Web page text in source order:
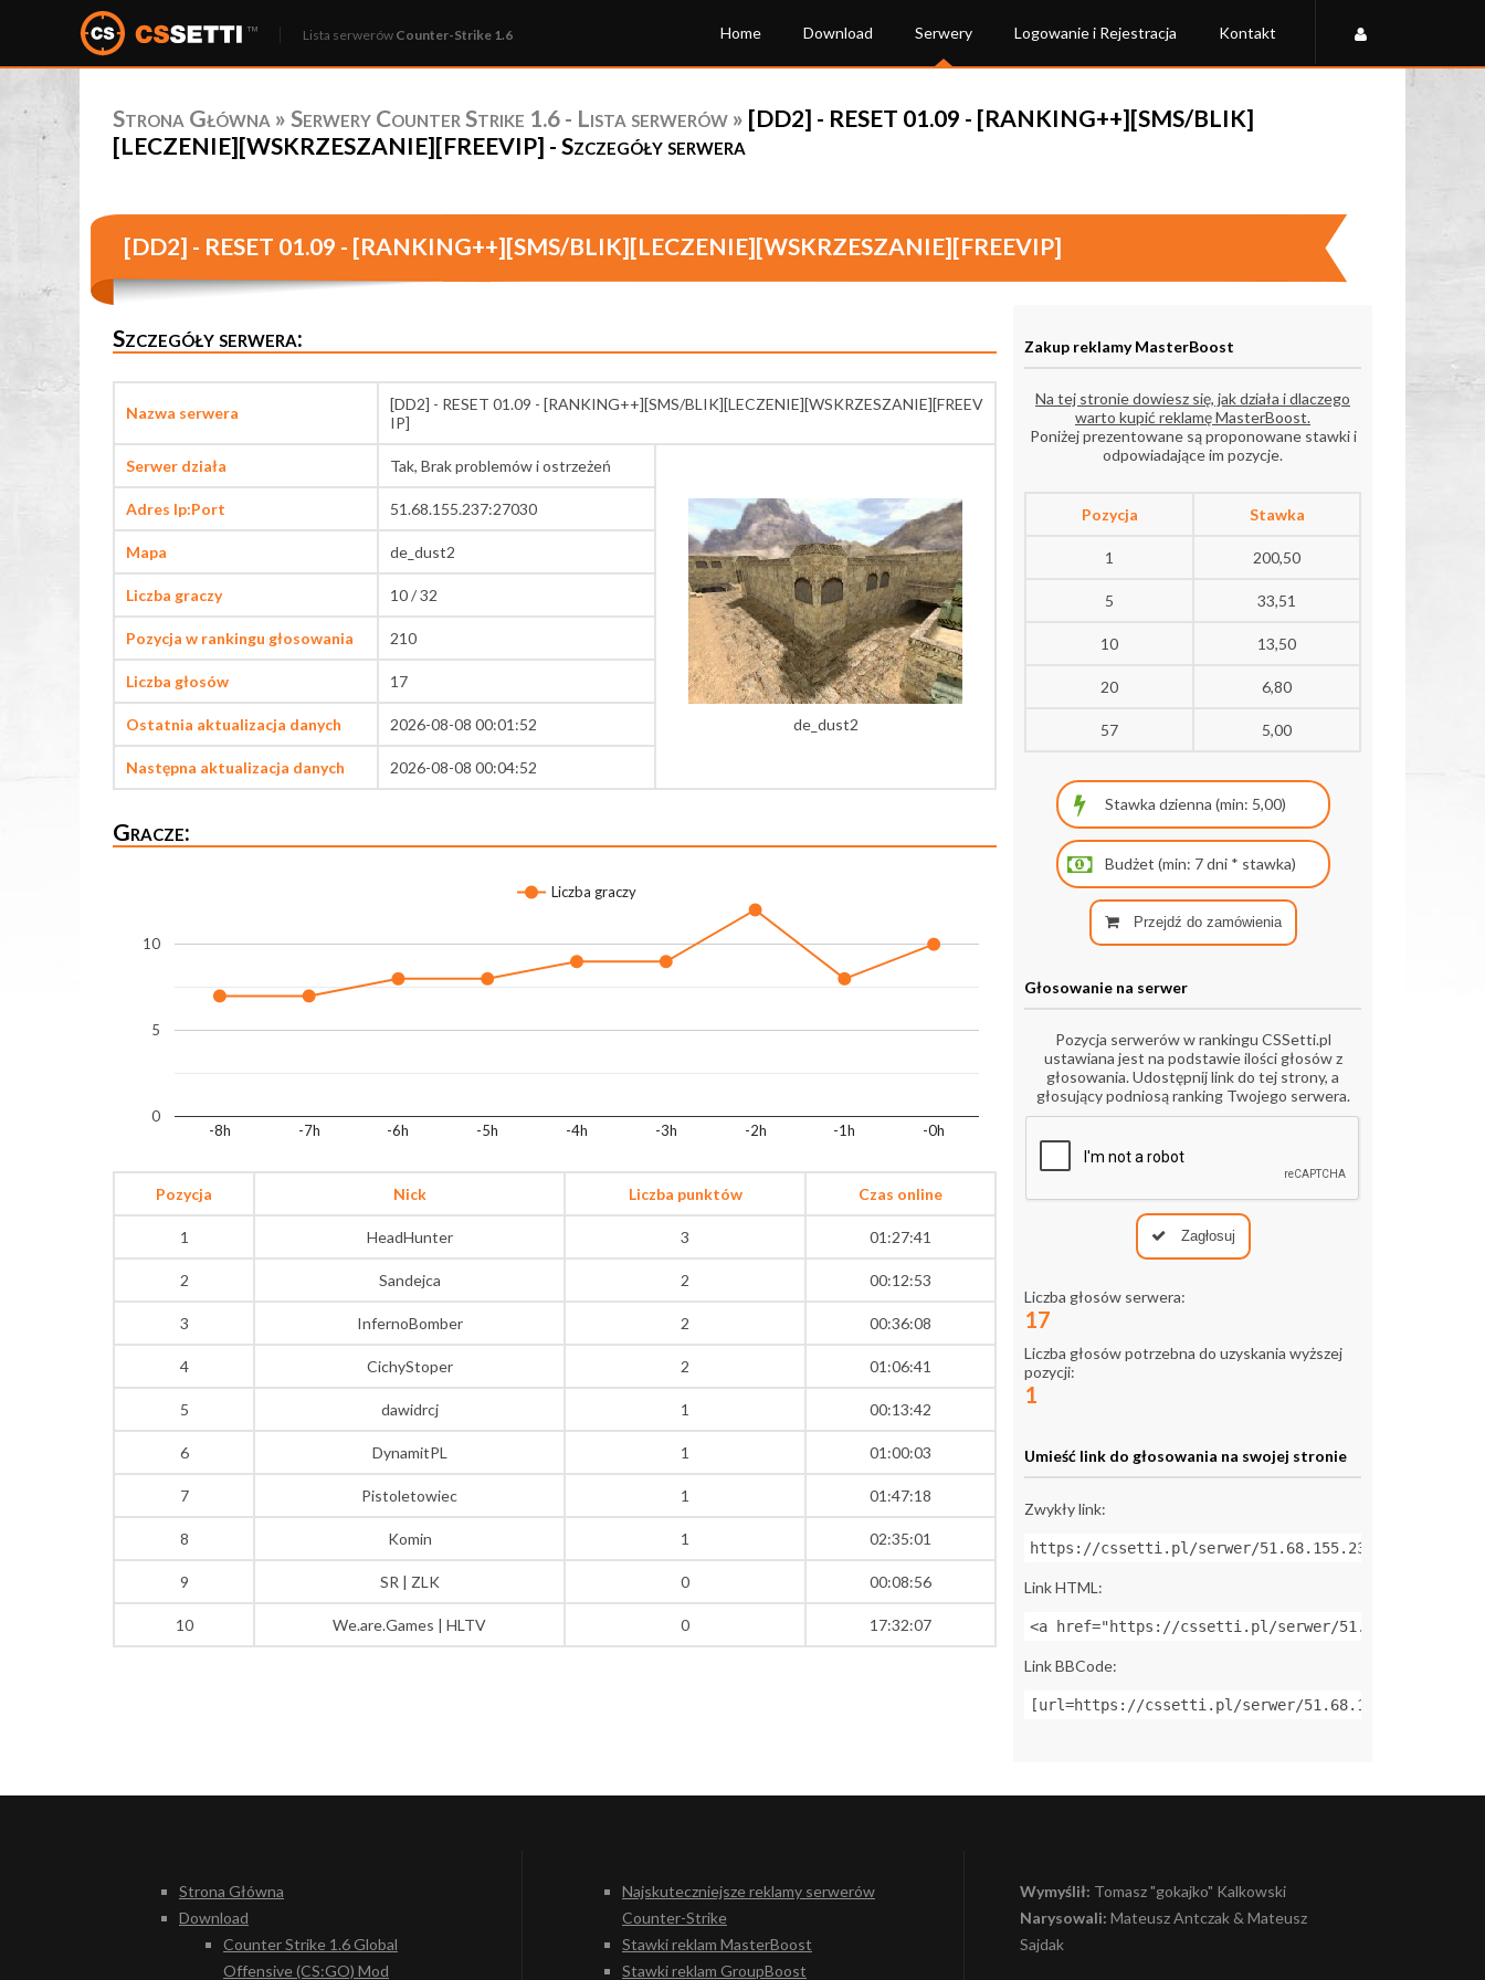
Lista serwerów Counter-Strike 1.6 Home Download Serwery Logowanie i Rejestracja Kontakt
Strona Główna » Serwery Counter Strike 1.6 - Lista serwerów » [DD2] - RESET 01.09 - [RANKING++][SMS/BLIK]
[LECZENIE][WSKRZESZANIE][FREEVIP] - Szczegóły serwera
[DD2] - RESET 01.09 - [RANKING++][SMS/BLIK][LECZENIE][WSKRZESZANIE][FREEVIP]
Szczegóły serwera:
Nazwa serwera
[DD2] - RESET 01.09 - [RANKING++][SMS/BLIK][LECZENIE][WSKRZESZANIE][FREEV
IP]
Serwer działa Tak, Brak problemów i ostrzeżeń
de_dust2
Adres Ip:Port 51.68.155.237:27030
Mapa de_dust2
Liczba graczy 10 / 32
Pozycja w rankingu głosowania 210
Liczba głosów 17
Ostatnia aktualizacja danych 2026-08-08 00:01:52
Następna aktualizacja danych 2026-08-08 00:04:52
Gracze:
Liczba graczy
-8h -7h -6h -5h -4h -3h -2h -1h -0h
0
5
10
Pozycja Nick Liczba punktów Czas online
1 HeadHunter 3 01:27:41
2 Sandejca 2 00:12:53
3 InfernoBomber 2 00:36:08
4 CichyStoper 2 01:06:41
5 dawidrcj 1 00:13:42
6 DynamitPL 1 01:00:03
7 Pistoletowiec 1 01:47:18
8 Komin 1 02:35:01
9 SR | ZLK 0 00:08:56
10 We.are.Games | HLTV 0 17:32:07
Zakup reklamy MasterBoost
Na tej stronie dowiesz się, jak działa i dlaczego
warto kupić reklamę MasterBoost.
Poniżej prezentowane są proponowane stawki i
odpowiadające im pozycje.
Pozycja Stawka
1 200,50
5 33,51
10 13,50
20 6,80
57 5,00
Przejdź do zamówienia
Głosowanie na serwer
Pozycja serwerów w rankingu CSSetti.pl
ustawiana jest na podstawie ilości głosów z
głosowania. Udostępnij link do tej strony, a
głosujący podniosą ranking Twojego serwera.
Zagłosuj
Liczba głosów serwera:
17
Liczba głosów potrzebna do uzyskania wyższej
pozycji:
1
Umieść link do głosowania na swojej stronie
Zwykły link:
https://cssetti.pl/serwer/51.68.155.237:27030
Link HTML:
<a href="https://cssetti.pl/serwer/
Link BBCode:
[url=https://cssetti.pl/serwer/
Strona Główna
Download
Counter Strike 1.6 Global
Offensive (CS:GO) Mod
Najskuteczniejsze reklamy serwerów
Counter-Strike
Stawki reklam MasterBoost
Stawki reklam GroupBoost
Wymyślił: Tomasz "gokajko" Kalkowski
Narysowali: Mateusz Antczak & Mateusz
Sajdak